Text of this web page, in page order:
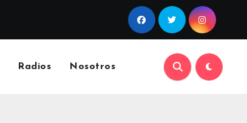
Radios Nosotros